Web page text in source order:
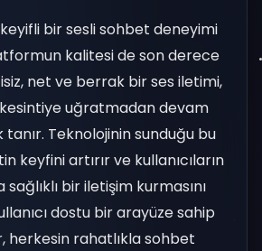
bir sesli sohbet deneyimi
kalitesi de son derece
net ve berrak bir ses iletimi,
kesintiye uğratmadan devam
Teknolojinin sunduğu bu
keyfini artırır ve kullanıcıların
bir iletişim kurmasını
dostu bir arayüze sahip
rahatlıkla sohbet